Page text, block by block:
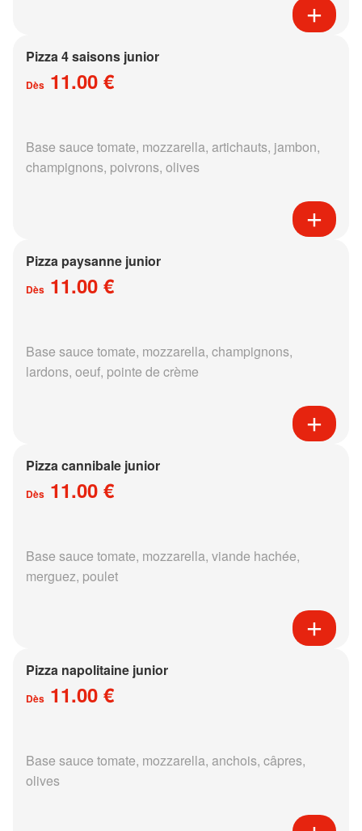
Pizza 4 saisons junior
Dès 11.00 €
Base sauce tomate, mozzarella, artichauts, jambon,
champignons, poivrons, olives
Pizza paysanne junior
Dès 11.00 €
Base sauce tomate, mozzarella, champignons,
lardons, oeuf, pointe de crème
Pizza cannibale junior
Dès 11.00 €
Base sauce tomate, mozzarella, viande hachée,
merguez, poulet
Pizza napolitaine junior
Dès 11.00 €
Base sauce tomate, mozzarella, anchois, câpres,
olives